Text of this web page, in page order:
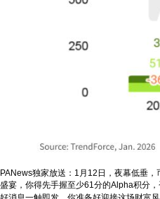
PANews独家放送：1月12日，夜幕低垂
盛宴，你得先手握至少61分的Alpha积分